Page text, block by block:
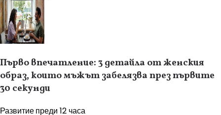
Първо впечатление: 3 детайла от женския
образ, които мъжът забелязва през първите
30 секунди
Развитиепреди 12 часа